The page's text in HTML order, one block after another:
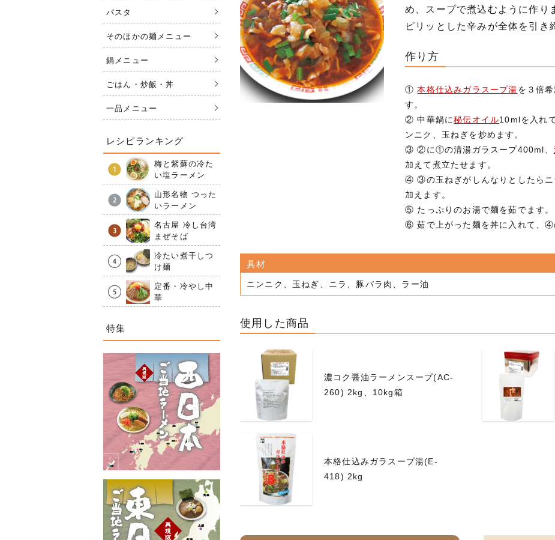
め、スープで煮込むように作り
ピリッとした辛みが全体を引き
作り方
①本格仕込みガラスープ湯を３倍
す。
② 中華鍋に秘伝オイル10mlを入れ
ンニク、玉ねぎを炒めます。
③ ②に①の清湯ガラスープ400ml、
加えて煮立たせます。
④ ③の玉ねぎがしんなりとしたらニ
加えます。
⑤ たっぷりのお湯で麺を茹でます。
⑥ 茹で上がった麺を丼に入れて、④
具材
ニンニク、玉ねぎ、ニラ、豚バラ肉、ラー油
使用した商品
濃コク醤油ラーメンスープ(AC-
260) 2kg、10kg箱
本格仕込みガラスープ湯(E-
418) 2kg
パスタ
そのほかの麺メニュー
鍋メニュー
ごはん・炒飯・丼
一品メニュー
レシピランキング
梅と紫蘇の冷た
い塩ラーメン
山形名物 つった
いラーメン
名古屋 冷し台湾
まぜそば
冷たい煮干しつ
け麺
定番・冷やし中
華
特集